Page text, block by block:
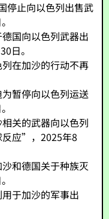
停止向以色列出售武
国向以色列武器出
日。
在加沙的行动不再
暂停向以色列运送
关的武器向以色列
反应”，2025年8
和德国关于种族灭
于加沙的军事出